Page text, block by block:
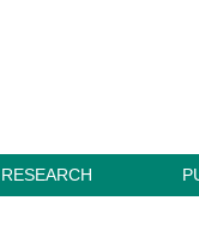
RESEARCH